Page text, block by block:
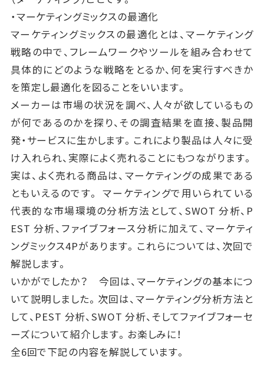
・マーケティングミックスの最適化
マーケティングミックスの最適化とは、マーケティング
戦略の中で、フレームワークやツールを組み合わせて
具体的にどのような戦略をとるか、何を実行すべきか
を策定し最適化を図ることをいいます。
メーカーは市場の状況を調べ、人々が欲しているもの
が何であるのかを探り、その調査結果を直接、製品開
発・サービスに生かします。これにより製品は人々に受
け入れられ、実際によく売れることにもつながります。
実は、よく売れる商品は、マーケティングの成果である
ともいえるのです。 マーケティングで用いられている
代表的な市場環境の分析方法として、SWOT 分析、P
EST 分析、ファイブフォース分析に加えて、マーケティ
ングミックス4Pがあります。これらについては、次回で
解説します。
いかがでしたか？ 今回は、マーケティングの基本につ
いて説明しました。次回は、マーケティング分析方法と
して、PEST 分析、SWOT 分析、そしてファイブフォーセ
ーズについて紹介します。お楽しみに！
全6回で下記の内容を解説しています。